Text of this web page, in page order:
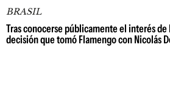
BRASIL
Tras conocerse públicamente el interés
decisión que tomó Flamengo con Nicolás